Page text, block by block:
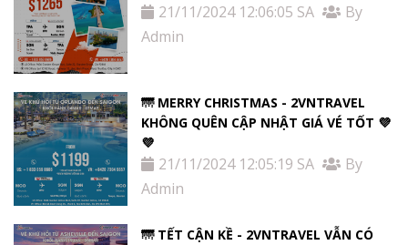
21/11/2024 12:06:05 SA
By
Admin
🌁 MERRY CHRISTMAS - 2VNTRAVEL
KHÔNG QUÊN CẬP NHẬT GIÁ VÉ TỐT 💜
💜
21/11/2024 12:05:19 SA
By
Admin
🌁 TẾT CẬN KỀ - 2VNTRAVEL VẪN CÓ